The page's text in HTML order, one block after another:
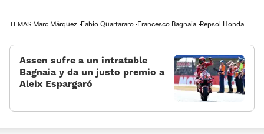
TEMAS:Marc Márquez Fabio Quartararo Francesco Bagnaia Repsol Honda
Assen sufre a un intratable
Bagnaia y da un justo premio a
Aleix Espargaró